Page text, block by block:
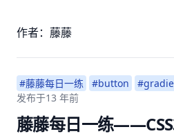
作者：藤藤
#藤藤每日一练 #button
发布于13 年前
藤藤每日一练